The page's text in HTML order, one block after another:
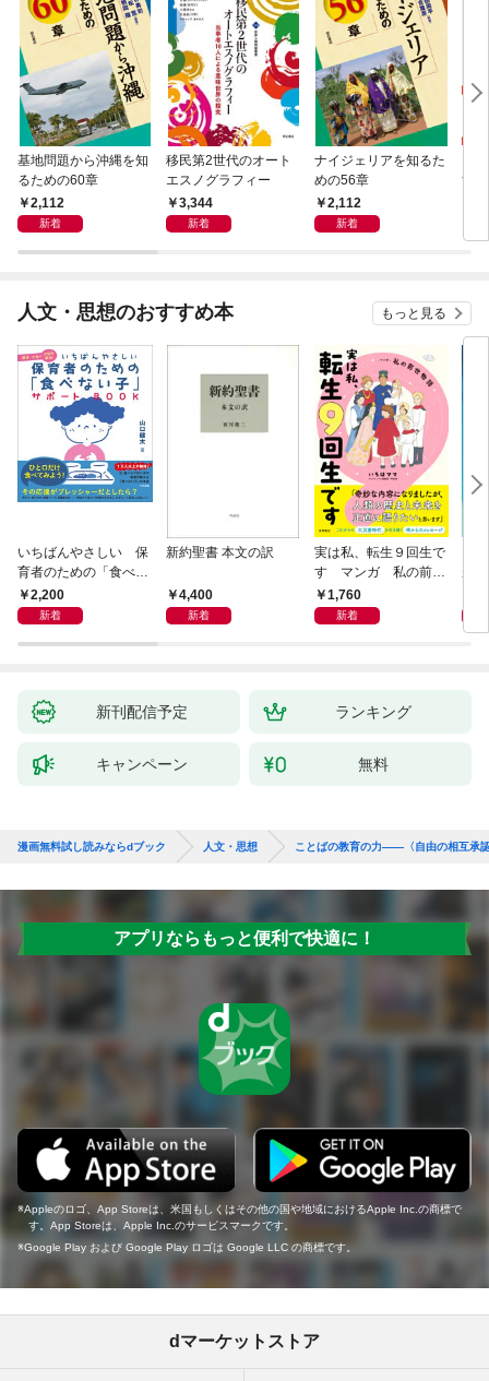
基地問題から沖縄を知
るための60章
2,112
新着
移民第2世代のオート
エスノグラフィー
3,344
新着
ナイジェリアを知るた
めの56章
2,112
新着
すめ
人文・思想のおすすめ本 もっと見る
いちばんやさしい 保
育者のための「食べな
い子」サポートＢＯＯ
Ｋ 偏食・少食のお悩
2,200
新着
新約聖書 本文の訳
4,400
新着
実は私、転生９回生で
す マンガ 私の前世
物語1,760
新着
が
新刊配信予定 ランキング
キャンペーン 無料
漫画無料試し読みならdブック 人文・思想 ことばの教育の力――〈自由の相互承
アプリならもっと便利で快適に！
Appleのロゴ、App Storeは、米国もしくはその他の国や地域におけるApple Inc.の商標で
す。App Storeは、Apple Inc.のサービスマークです。
Google Play および Google Play ロゴは Google LLC の商標です。
dマーケットストア